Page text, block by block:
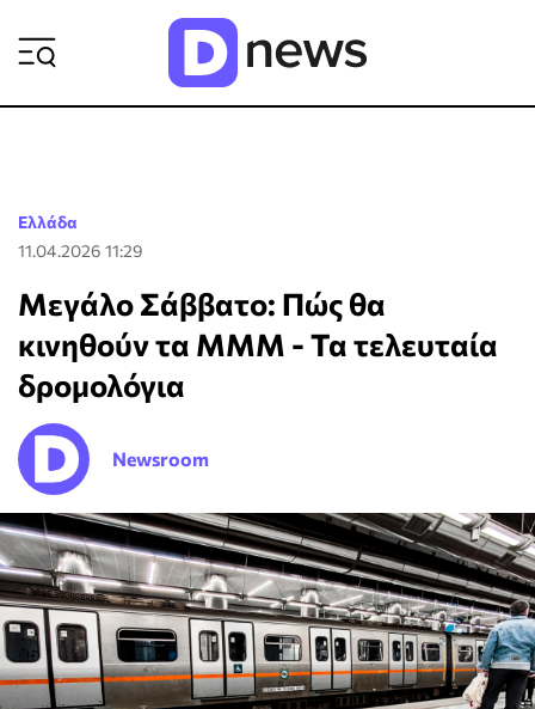
Ελλάδα
11.04.2026 11:29
Μεγάλο Σάββατο: Πώς θα
κινηθούν τα ΜΜΜ - Τα τελευταία
δρομολόγια
Newsroom